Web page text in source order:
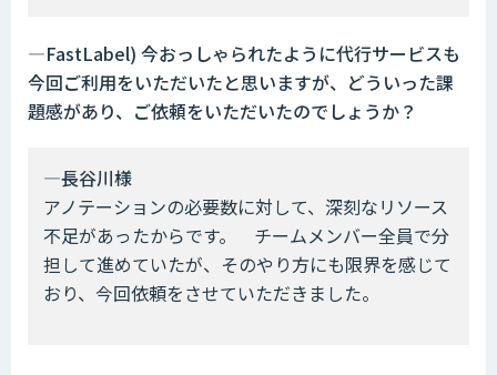
―FastLabel) 今おっしゃられたように代行サービスも
今回ご利用をいただいたと思いますが、どういった課
題感があり、ご依頼をいただいたのでしょうか？
―長谷川様
アノテーションの必要数に対して、深刻なリソース
不足があったからです。 チームメンバー全員で分
担して進めていたが、そのやり方にも限界を感じて
おり、今回依頼をさせていただきました。